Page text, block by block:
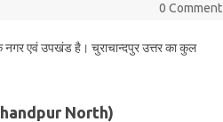
0 Comment
एवं उपखंड है। चुराचान्दपुर उत्तर का कुल
North)